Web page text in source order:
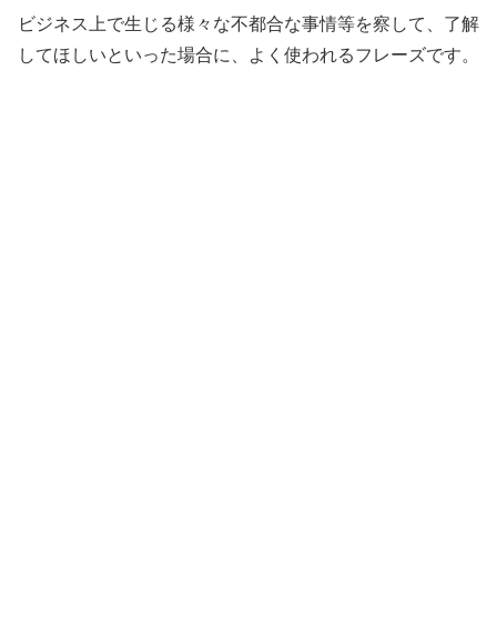
ビジネス上で生じる様々な不都合な事情等を察して、了解
してほしいといった場合に、よく使われるフレーズです。